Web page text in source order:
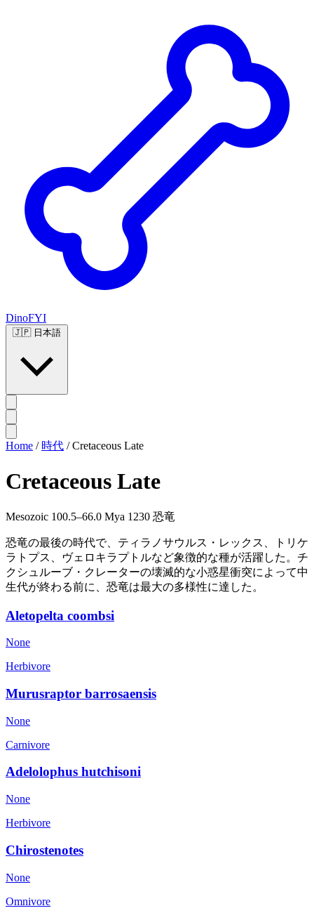
DinoFYI
🇯🇵 日本語
Home / 時代 / Cretaceous Late
Cretaceous Late
Mesozoic 100.5–66.0 Mya 1230 恐竜
恐竜の最後の時代で、ティラノサウルス・レックス、トリケ
ラトプス、ヴェロキラプトルなど象徴的な種が活躍した。チ
クシュルーブ・クレーターの壊滅的な小惑星衝突によって中
生代が終わる前に、恐竜は最大の多様性に達した。
Aletopelta coombsi
None
Herbivore
Murusraptor barrosaensis
None
Carnivore
Adelolophus hutchisoni
None
Herbivore
Chirostenotes
None
Omnivore